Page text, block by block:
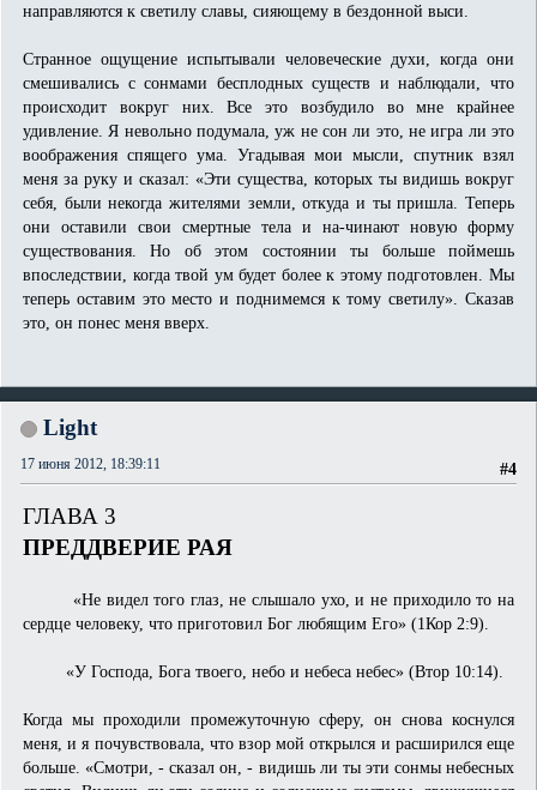
направляются к светилу славы, сияющему в бездонной выси.
Странное ощущение испытывали человеческие духи, когда они
смешивались с сонмами бесплодных существ и наблюдали, что
происходит вокруг них. Все это возбудило во мне крайнее
удивление. Я невольно подумала, уж не сон ли это, не игра ли это
воображения спящего ума. Угадывая мои мысли, спутник взял
меня за руку и сказал: «Эти существа, которых ты видишь вокруг
себя, были некогда жителями земли, откуда и ты пришла. Теперь
они оставили свои смертные тела и на-чинают новую форму
существования. Но об этом состоянии ты больше поймешь
впоследствии, когда твой ум будет более к этому подготовлен. Мы
теперь оставим это место и поднимемся к тому светилу». Сказав
это, он понес меня вверх.
Light
#4
17 июня 2012, 18:39:11
ГЛАВА 3
ПРЕДДВЕРИЕ РАЯ
«Не видел того глаз, не слышало ухо, и не приходило то на
сердце человеку, что приготовил Бог любящим Его» (1Кор 2:9).
«У Господа, Бога твоего, небо и небеса небес» (Втор 10:14).
Когда мы проходили промежуточную сферу, он снова коснулся
меня, и я почувствовала, что взор мой открылся и расширился еще
больше. «Смотри, - сказал он, - видишь ли ты эти сонмы небесных